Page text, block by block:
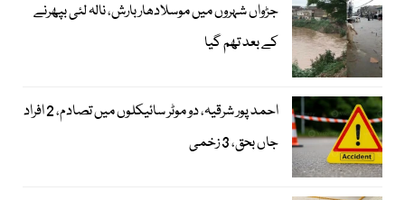
جڑواں شہروں میں موسلادھار بارش، نالہ لئی بپھرنے
کے بعد تھم گیا
احمد پور شرقیہ، دو موٹر سائیکلوں میں تصادم، 2 افراد
جاں بحق، 3 زخمی